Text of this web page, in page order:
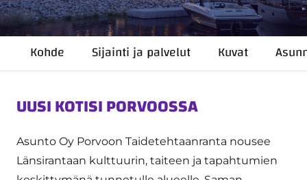
Kohde Sijainti ja palvelut Kuvat
UUSI KOTISI PORVOOSSA
Asunto Oy Porvoon Taidetehtaanranta nousee
Länsirantaan kulttuurin, taiteen ja tapahtumien